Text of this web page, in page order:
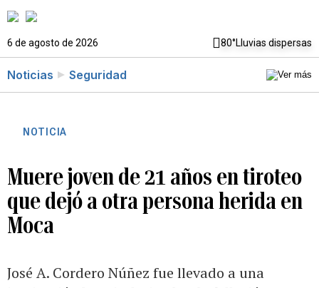
6 de agosto de 2026 80°Lluvias dispersas
Noticias Seguridad
NOTICIA
Muere joven de 21 años en tiroteo
que dejó a otra persona herida en
Moca
José A. Cordero Núñez fue llevado a una